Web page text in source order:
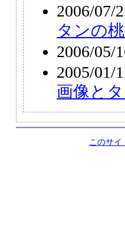
2006/07/
タンの
2006/05/
2005/01/
画像と
このサイ